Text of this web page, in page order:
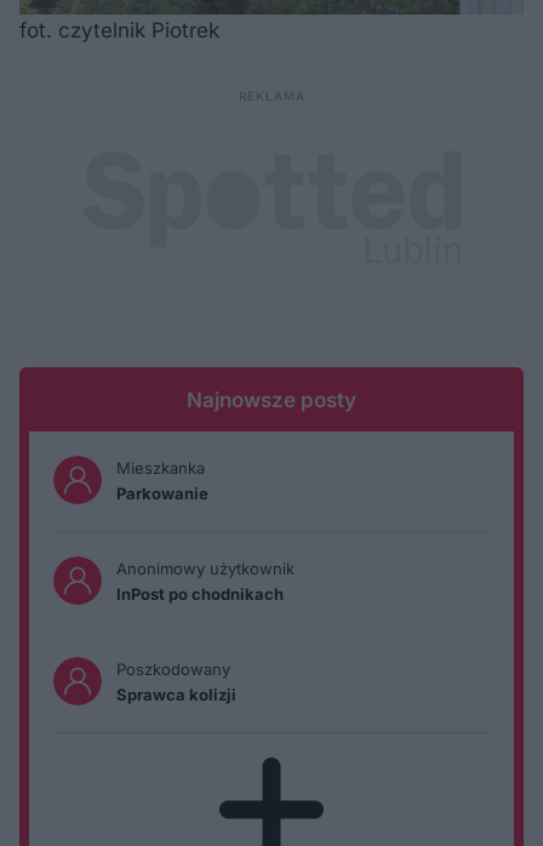
fot. czytelnik Piotrek
Najnowsze posty
Mieszkanka
Parkowanie
Anonimowy użytkownik
InPost po chodnikach
Poszkodowany
Sprawca kolizji